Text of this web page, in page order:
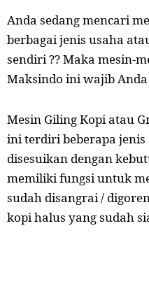
Anda sedang mencari
berbagai jenis usaha
sendiri ?? Maka mesin-
Maksindo ini wajib
Mesin Giling Kopi atau
ini terdiri beberapa jenis
disesuikan dengan
memiliki fungsi untuk
sudah disangrai /
kopi halus yang sudah